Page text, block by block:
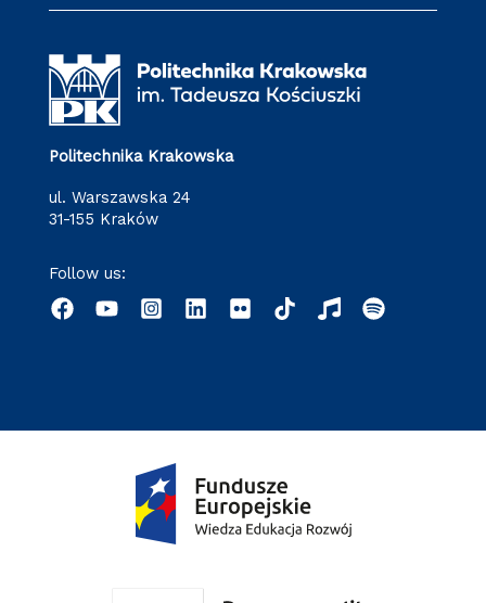
Politechnika Krakowska
ul. Warszawska 24
31-155 Kraków
Follow us: